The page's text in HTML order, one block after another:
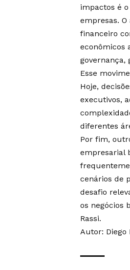
impactos é
empresas.
financeiro
econômicos
governança,
Esse
Hoje,
executivos,
diferentes
Por fim,
empresarial
cenários de
desafio
os negócios
Rassi.
Autor: Diego